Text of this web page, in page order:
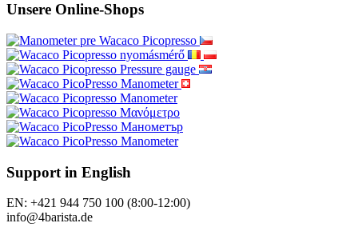
Unsere Online-Shops
Support in English
EN: +421 944 750 100 (8:00-12:00)
info@4barista.de